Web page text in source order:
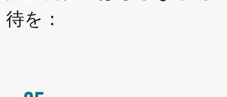
待を：